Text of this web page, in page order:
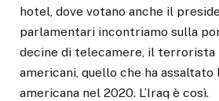
hotel, dove votano anche il
parlamentari incontriamo sulla
decine di telecamere, il
americani, quello che ha assaltato
americana nel 2020. L’Iraq è così.